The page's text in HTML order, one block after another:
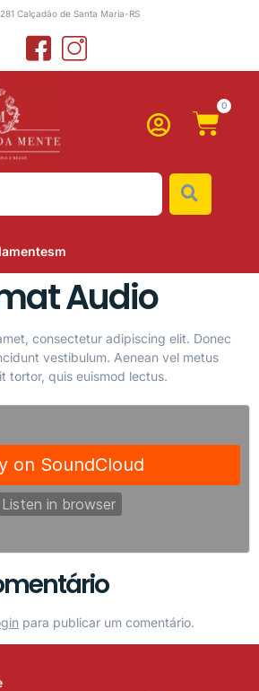
Calçadão de Santa Maria-RS
0
Audio
consectetur adipiscing elit. Donec
vestibulum. Aenean vel metus
tortor, quis euismod lectus.
para publicar um comentário.